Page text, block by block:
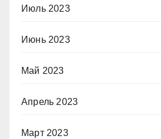
Июль 2023
Июнь 2023
Май 2023
Апрель 2023
Март 2023